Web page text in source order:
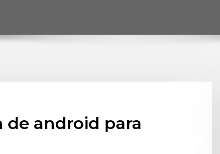
de android para